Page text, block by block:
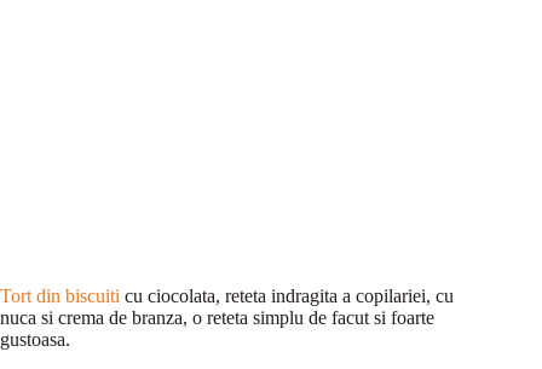
Tort din biscuiti cu ciocolata, reteta indragita a copilariei, cu
nuca si crema de branza, o reteta simplu de facut si foarte
gustoasa.